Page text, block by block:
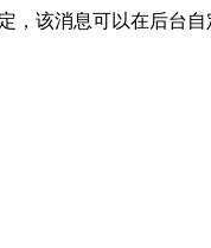
，该消息可以在后台自